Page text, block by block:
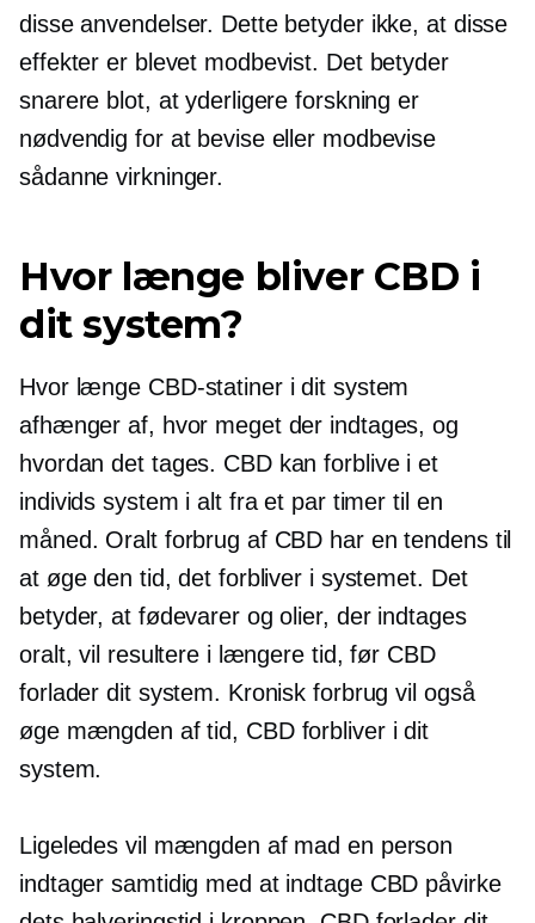
disse anvendelser. Dette betyder ikke, at disse
effekter er blevet modbevist. Det betyder
snarere blot, at yderligere forskning er
nødvendig for at bevise eller modbevise
sådanne virkninger.
Hvor længe bliver CBD i
dit system?
Hvor længe CBD-statiner i dit system
afhænger af, hvor meget der indtages, og
hvordan det tages. CBD kan forblive i et
individs system i alt fra et par timer til en
måned. Oralt forbrug af CBD har en tendens til
at øge den tid, det forbliver i systemet. Det
betyder, at fødevarer og olier, der indtages
oralt, vil resultere i længere tid, før CBD
forlader dit system. Kronisk forbrug vil også
øge mængden af ​​tid, CBD forbliver i dit
system.
Ligeledes vil mængden af ​​mad en person
indtager samtidig med at indtage CBD påvirke